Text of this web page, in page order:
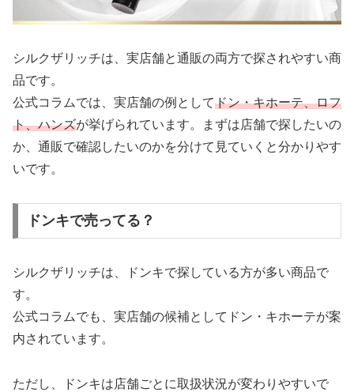
シルクザリッチは、実店舗と通販の両方で探されやすい商
品です。
公式コラムでは、実店舗の例としてドン・キホーテ、ロフ
ト、ハンズが挙げられています。まずは店舗で探したいの
か、通販で確認したいのかを分けて見ていくと分かりやす
いです。
ドンキで売ってる？
シルクザリッチは、ドンキで探している方が多い商品で
す。
公式コラムでも、実店舗の候補としてドン・キホーテが案
内されています。
ただし、ドンキは店舗ごとに取扱状況が変わりやすいで